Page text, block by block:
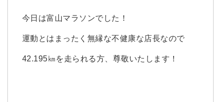
今日は富山マラソンでした！
運動とはまったく無縁な不健康な店長なので
42.195㎞を走られる方、尊敬いたします！